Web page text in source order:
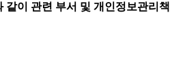
같이 관련 부서 및 개인정보관리책